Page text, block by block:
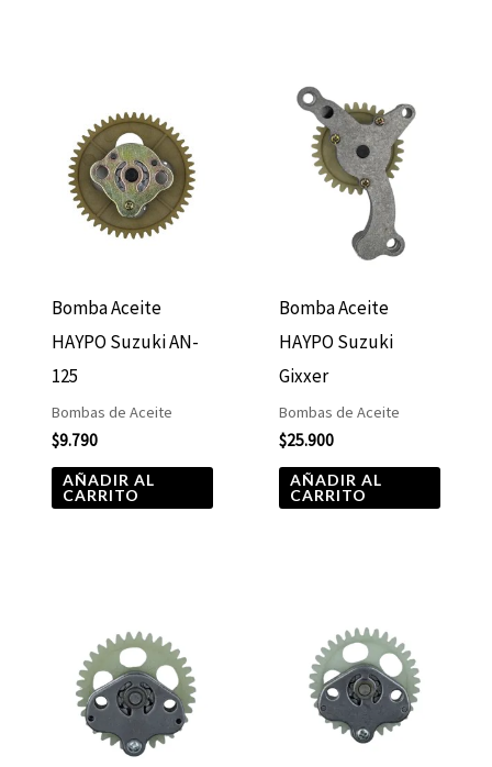
Bomba Aceite
HAYPO Suzuki AN-
125
Bombas de Aceite
$9.790
AÑADIR AL
CARRITO
Bomba Aceite
HAYPO Suzuki
Gixxer
Bombas de Aceite
$25.900
AÑADIR AL
CARRITO